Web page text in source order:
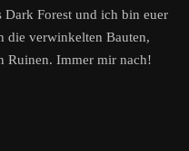
Dark Forest und ich bin euer
die verwinkelten Bauten,
Ruinen. Immer mir nach!